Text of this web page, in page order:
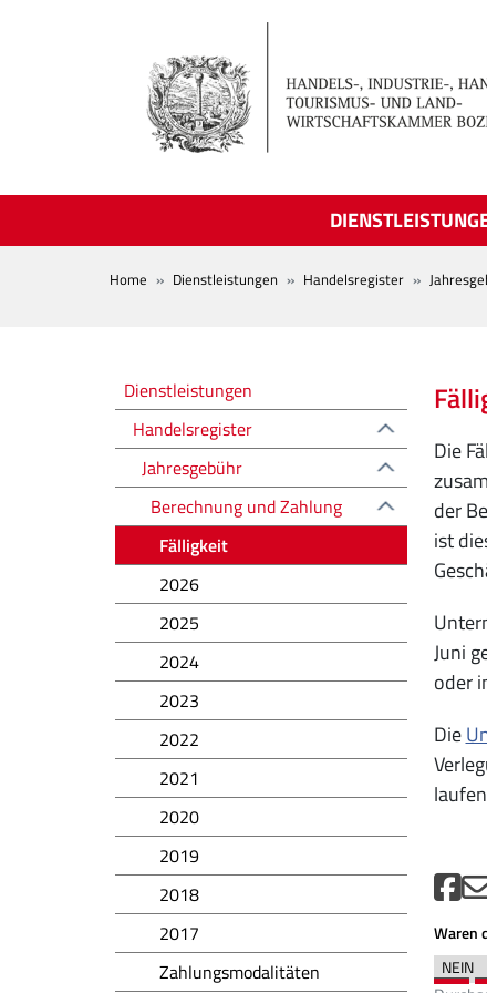
BREADCRUMB
Home Dienstleistungen Handelsregister
Die
der
ist
Juni
oder
Die
Waren
Registro delle imprese
Dienstleistungen
Handelsregister
Jahresgebühr
Berechnung und Zahlung
Fälligkeit
2026
2025
2024
2023
2022
2021
2020
2019
2018
2017
Zahlungsmodalitäten